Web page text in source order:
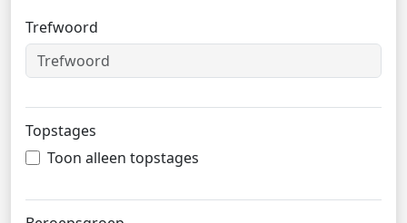
Trefwoord
Topstages
Toon alleen topstages